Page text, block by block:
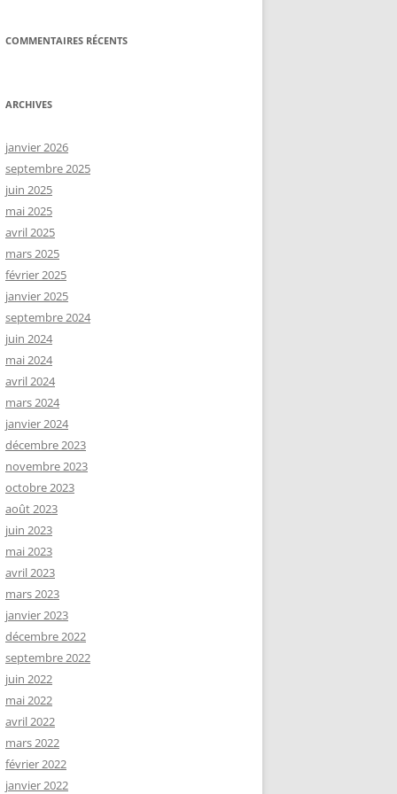
COMMENTAIRES RÉCENTS
ARCHIVES
janvier 2026
septembre 2025
juin 2025
mai 2025
avril 2025
mars 2025
février 2025
janvier 2025
septembre 2024
juin 2024
mai 2024
avril 2024
mars 2024
janvier 2024
décembre 2023
novembre 2023
octobre 2023
août 2023
juin 2023
mai 2023
avril 2023
mars 2023
janvier 2023
décembre 2022
septembre 2022
juin 2022
mai 2022
avril 2022
mars 2022
février 2022
janvier 2022